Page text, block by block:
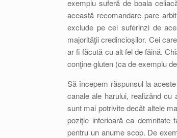
exemplu suferă de boala
această recomandare pare
exclude pe cei suferinzi de
majorităţii credincioşilor. Cei
ar fi făcută cu alt fel de făină.
conţine gluten (ca de exemplu
Să începem răspunsul la
canale ale harului, realizând
sunt mai potrivite decât altele
poziţie inferioară ca demnitate
pentru un anume scop. De